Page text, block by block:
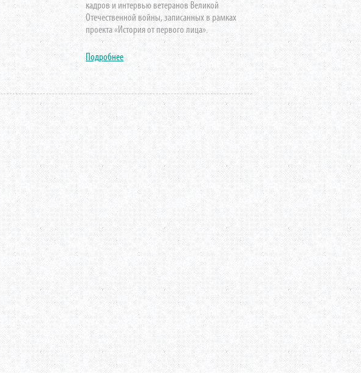
кадров и интервью ветеранов Великой
Отечественной войны, записанных в рамках
проекта «История от первого лица».
Подробнее